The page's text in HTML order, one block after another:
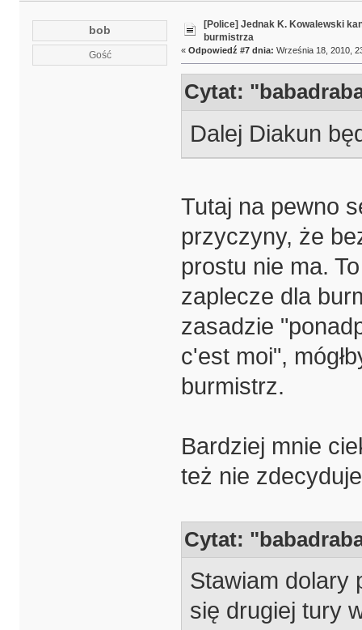
bob
Gość
[Police] Jednak K. Kowalewski
burmistrza
« Odpowiedź #7 dnia: Września 18, 2010,
Cytat:
Dalej Diakun
Tutaj na pewno
przyczyny, że
prostu nie ma.
zaplecze dla
zasadzie
c'est moi",
burmistrz.
Bardziej mnie
też nie
Cytat:
Stawiam dolary
się drugiej tury